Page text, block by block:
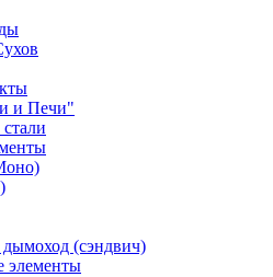
и Печи"
(сэндвич)
элементы